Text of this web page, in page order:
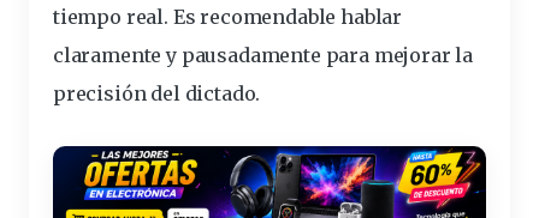
tiempo real. Es recomendable hablar
claramente y pausadamente para mejorar la
precisión del dictado.